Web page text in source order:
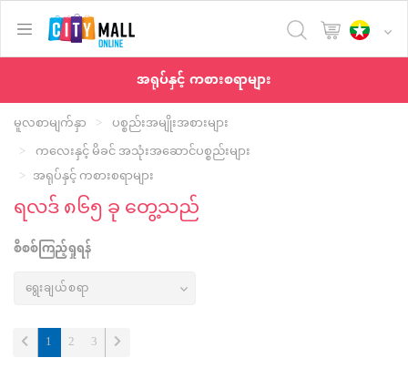
text.skipToContent
text.skipToNavigation
အရုပ်နှင့် ကစားစရာများ
မူလစာမျက်နှာ
ပစ္စည်းအမျိုးအစားများ
ကလေးနှင့် မိခင် အသုံးအဆောင်ပစ္စည်းများ
အရုပ်နှင့် ကစားစရာများ
ရလဒ် ၈၆၅ ခု တွေ့သည်
စိစစ်ကြည့်ရှုရန်
1 (current)
2 3